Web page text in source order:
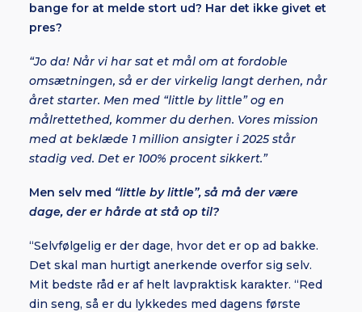
bange for at melde stort ud? Har det ikke givet et
pres?
“Jo da! Når vi har sat et mål om at fordoble
omsætningen, så er der virkelig langt derhen, når
året starter. Men med “little by little” og en
målrettethed, kommer du derhen. Vores mission
med at beklæde 1 million ansigter i 2025 står
stadig ved. Det er 100% procent sikkert.”
Men selv med “little by little”, så må der være
dage, der er hårde at stå op til?
“Selvfølgelig er der dage, hvor det er op ad bakke.
Det skal man hurtigt anerkende overfor sig selv.
Mit bedste råd er af helt lavpraktisk karakter. “Red
din seng, så er du lykkedes med dagens første